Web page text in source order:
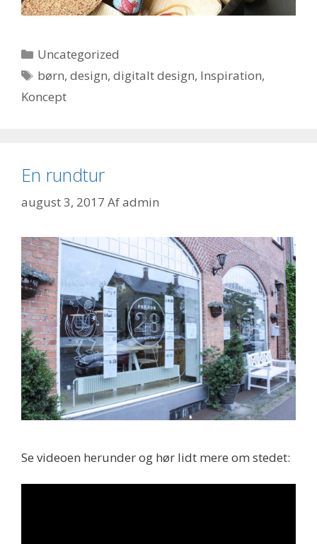
Kategorier
Uncategorized
Tags
børn,design,digitalt design, Inspiration,
Koncept
En rundtur
august 3, 2017 Afadmin
Se videoen herunder og hør lidt mere om stedet: